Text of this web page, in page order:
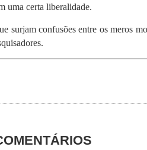
uma certa liberalidade.
surjam confusões entre os meros